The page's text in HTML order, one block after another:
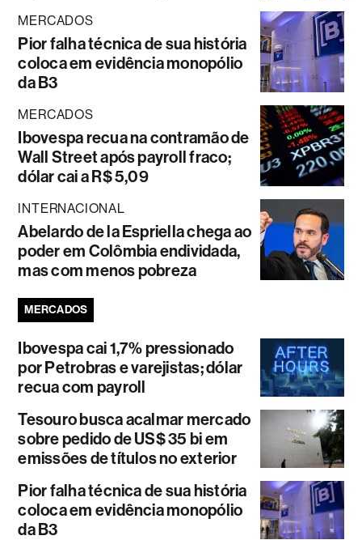
MERCADOS
Pior falha técnica de sua história
coloca em evidência monopólio
da B3
MERCADOS
Ibovespa recua na contramão de
Wall Street após payroll fraco;
dólar cai a R$ 5,09
INTERNACIONAL
Abelardo de la Espriella chega ao
poder em Colômbia endividada,
mas com menos pobreza
MERCADOS
Ibovespa cai 1,7% pressionado
por Petrobras e varejistas; dólar
recua com payroll
Tesouro busca acalmar mercado
sobre pedido de US$ 35 bi em
emissões de títulos no exterior
Pior falha técnica de sua história
coloca em evidência monopólio
da B3